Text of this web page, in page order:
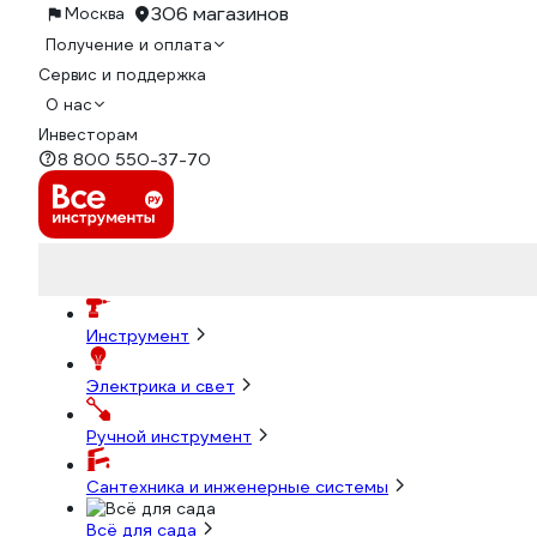
Москва 306 магазинов
Получение и оплата
Сервис и поддержка
О нас
Инвесторам
8 800 550-37-70
Инструмент
Электрика и свет
Ручной инструмент
Сантехника и инженерные системы
Всё для сада